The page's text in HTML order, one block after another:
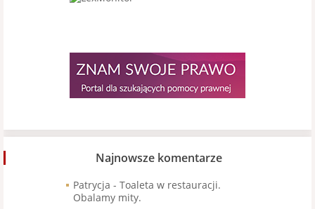
Najnowsze komentarze
Patrycja - Toaleta w restauracji.
Obalamy mity.